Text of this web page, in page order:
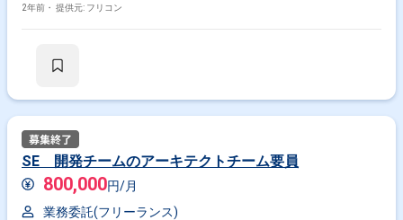
2年前・ 提供元: フリコン
SE 開発チームのアーキテクトチーム要員
800,000円/月
業務委託(フリーランス)